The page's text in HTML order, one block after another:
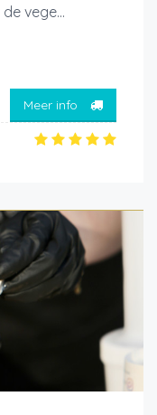
vege...
Meer info